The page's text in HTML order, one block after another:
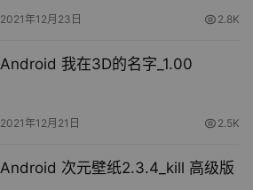
2021年12月23日 2.8K
Android 我在3D的名字_1.00
2021年12月21日 2.5K
Android 次元壁纸2.3.4_kill 高级版